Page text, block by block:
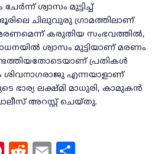
ശ്വാസം മുട്ടിച്ച്
ചിലുവുരു ഗ്രാമത്തിലാണ്
മരണമെന്ന് കരുതിയ സംഭവത്തില്‍,
ശ്വാസം മുട്ടിയാണ് മരണം
പ്രതികള്‍
ശിവനാഗരാജു എന്നയാളാണ്
ഭാര്യ ലക്ഷ്മി മാധുരി, കാമുകന്‍
അറസ്റ്റ് ചെയ്തു.